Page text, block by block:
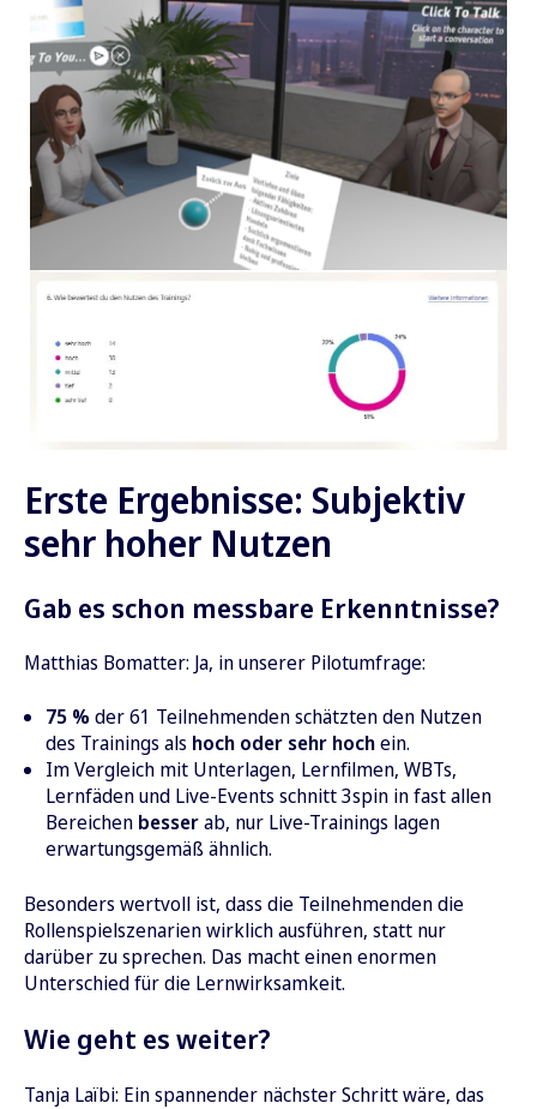
Erste Ergebnisse: Subjektiv
sehr hoher Nutzen
Gab es schon messbare Erkenntnisse?
Matthias Bomatter: Ja, in unserer Pilotumfrage:
75 %der 61 Teilnehmenden schätzten den Nutzen
des Trainings als hoch oder sehr hochein.
Im Vergleich mit Unterlagen, Lernfilmen, WBTs,
Lernfäden und Live-Events schnitt 3spin in fast allen
Bereichen besserab, nur Live-Trainings lagen
erwartungsgemäß ähnlich.
Besonders wertvoll ist, dass die Teilnehmenden die
Rollenspielszenarien wirklich ausführen, statt nur
darüber zu sprechen. Das macht einen enormen
Unterschied für die Lernwirksamkeit.
Wie geht es weiter?
Tanja Laïbi: Ein spannender nächster Schritt wäre, das